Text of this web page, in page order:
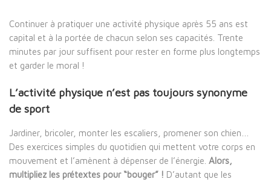
Continuer à pratiquer une activité physique après 55 ans est
capital et à la portée de chacun selon ses capacités. Trente
minutes par jour suffisent pour rester en forme plus longtemps
et garder le moral !
L’activité physique n’est pas toujours synonyme
de sport
Jardiner, bricoler, monter les escaliers, promener son chien…
Des exercices simples du quotidien qui mettent votre corps en
mouvement et l’amènent à dépenser de l’énergie. Alors,
multipliez les prétextes pour “bouger” ! D’autant que les